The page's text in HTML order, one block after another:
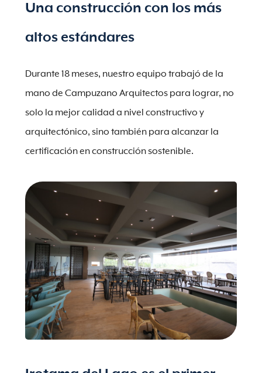
Una construcción con los más
altos estándares
Durante 18 meses, nuestro equipo trabajó de la
mano de Campuzano Arquitectos para lograr, no
solo la mejor calidad a nivel constructivo y
arquitectónico, sino también para alcanzar la
certificación en construcción sostenible.